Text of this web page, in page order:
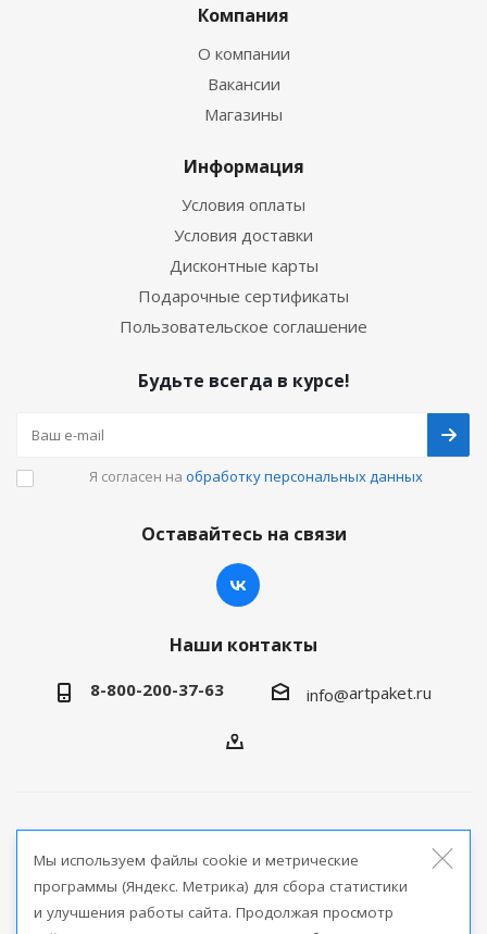
Компания
О компании
Вакансии
Магазины
Информация
Условия оплаты
Условия доставки
Дисконтные карты
Подарочные сертификаты
Пользовательское соглашение
Будьте всегда в курсе!
Я согласен на обработку персональных данных
Оставайтесь на связи
Наши контакты
8-800-200-37-63 info@artpaket.ru
продукции
Версия для печати
Мы используем файлы cookie и метрические
программы (Яндекс. Метрика) для сбора статистики
и улучшения работы сайта. Продолжая просмотр